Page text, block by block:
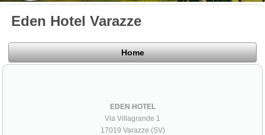
Eden Hotel Varazze
Home
EDEN HOTEL
Via Villagrande 1
17019 Varazze (SV)